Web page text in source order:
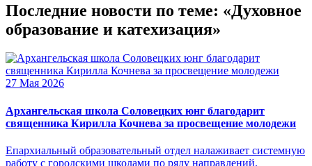
Последние новости по теме: «Духовное
образование и катехизация»
27 Мая 2026
Архангельская школа Соловецких юнг благодарит
священника Кирилла Кочнева за просвещение молодежи
Епархиальный образовательный отдел налаживает системную
работу с городскими школами по ряду направлений.